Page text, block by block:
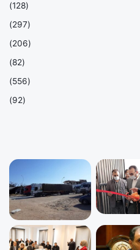
(128)
(297)
(206)
(82)
(556)
(92)